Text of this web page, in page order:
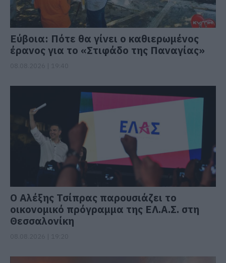
Εύβοια: Πότε θα γίνει ο καθιερωμένος
έρανος για το «Στιφάδο της Παναγίας»
Ο Αλέξης Τσίπρας παρουσιάζει το
οικονομικό πρόγραμμα της ΕΛ.Α.Σ. στη
Θεσσαλονίκη